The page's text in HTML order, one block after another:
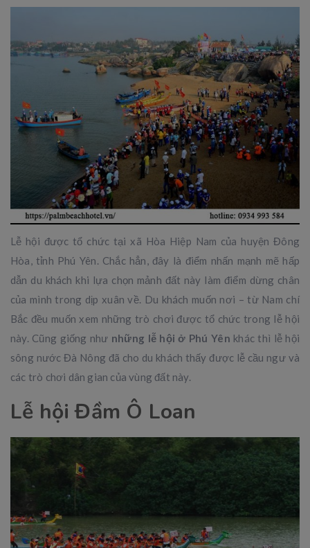
Lễ hội được tổ chức tại xã Hòa Hiệp Nam của huyện Đông
Hòa, tỉnh Phú Yên. Chắc hẳn, đây là điểm nhấn mạnh mẽ hấp
dẫn du khách khi lựa chọn mảnh đất này làm điểm dừng chân
của mình trong dịp xuân về. Du khách muốn nơi – từ Nam chí
Bắc đều muốn xem những trò chơi được tổ chức trong lễ hội
này. Cũng giống như những lễ hội ở Phú Yên khác thì lễ hội
sông nước Đà Nông đã cho du khách thấy được lễ cầu ngư và
các trò chơi dân gian của vùng đất này.
Lễ hội Đầm Ô Loan